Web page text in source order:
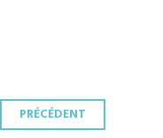
Navigation
PRÉCÉDENT